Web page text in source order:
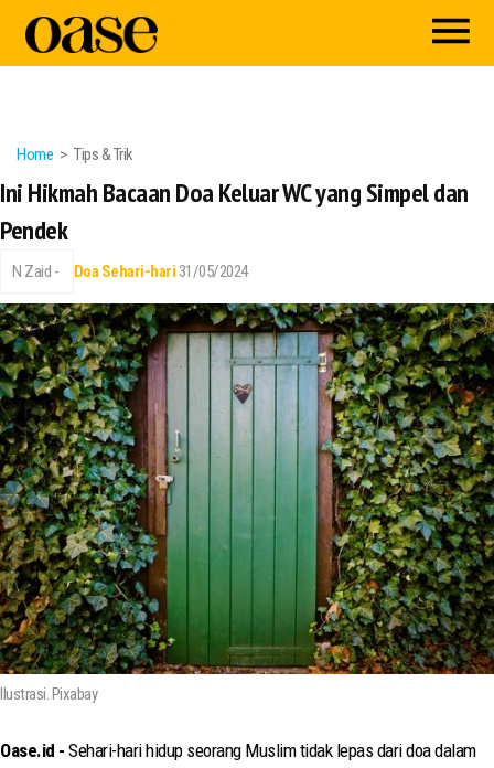
Home Tips & Trik
Ini Hikmah Bacaan Doa Keluar WC yang Simpel dan
Pendek
N Zaid - Doa Sehari-hari 31/05/2024
Ilustrasi. Pixabay
Oase.id - Sehari-hari hidup seorang Muslim tidak lepas dari doa dalam